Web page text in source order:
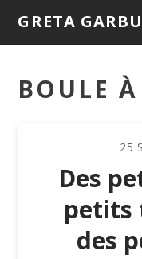
GRETA
BOULE
25
Des
petits
des